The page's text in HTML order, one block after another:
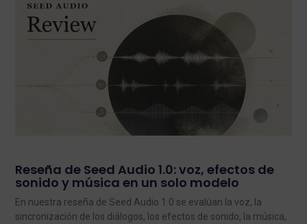
Reseña de Seed Audio 1.0: voz, efectos de
sonido y música en un solo modelo
En nuestra reseña de Seed Audio 1.0 se evalúan la voz, la
sincronización de los diálogos, los efectos de sonido, la música,